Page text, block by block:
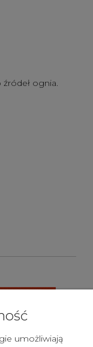
ognia.
umożliwiają